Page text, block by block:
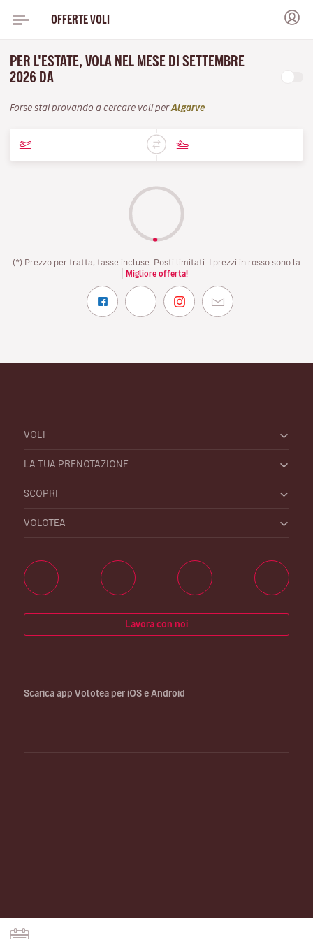
OFFERTE VOLI
PER L'ESTATE, VOLA NEL MESE DI SETTEMBRE
2026 DA
Forse stai provando a cercare voli perAlgarve
(*) Prezzo per tratta, tasse incluse. Posti limitati. I prezzi in rosso sono la
Migliore offerta!
VOLI
LA TUA PRENOTAZIONE
SCOPRI
VOLOTEA
Lavora con noi
Scarica app Volotea per iOS e Android